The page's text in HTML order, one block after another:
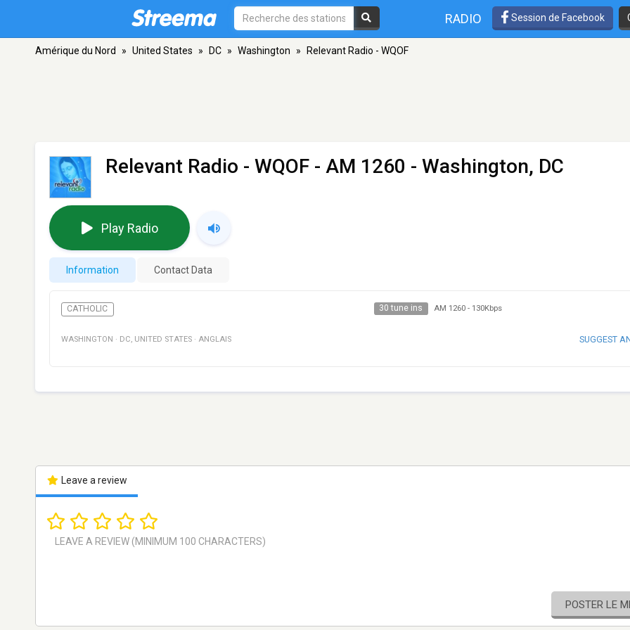
RADIO Session de Facebook
Amérique du Nord » United States » DC » Washington » Relevant Radio - WQOF
Relevant Radio - WQOF - AM 1260 - Washington, DC
Play Radio
Information Contact Data
CATHOLIC 30 tune ins AM 1260- 130Kbps
WASHINGTON · DC, UNITED STATES · ANGLAIS SUGGEST
Leave a review
POSTER LE